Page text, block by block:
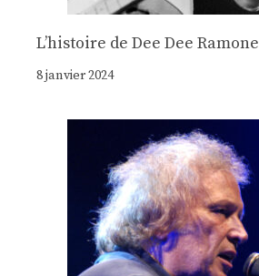
Lʼhistoire de Dee Dee Ramone
8 janvier 2024